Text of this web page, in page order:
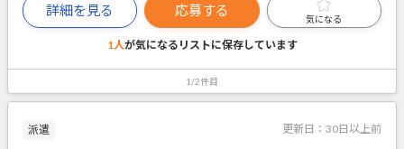
詳細を見る 応募する
気になる
1人が気になるリストに保存しています
1/2件目
派遣 更新日： 30日以上前